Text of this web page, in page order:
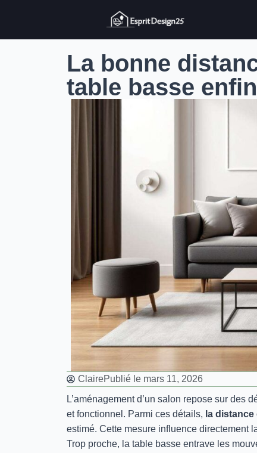
La bonne
table basse
ClairePublié le mars 11, 2026
L’aménagement d’un salon repose sur des
et fonctionnel. Parmi ces détails, la
estimé. Cette mesure influence directement
Trop proche, la table basse entrave les